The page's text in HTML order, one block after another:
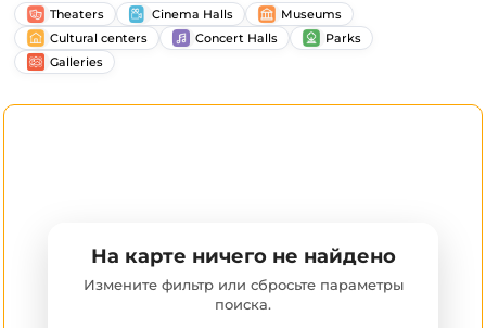
Theaters Cinema Halls
Museums
Cultural centers
Concert Halls
Parks
Galleries
На карте ничего не найдено
Измените фильтр или сбросьте параметры
поиска.